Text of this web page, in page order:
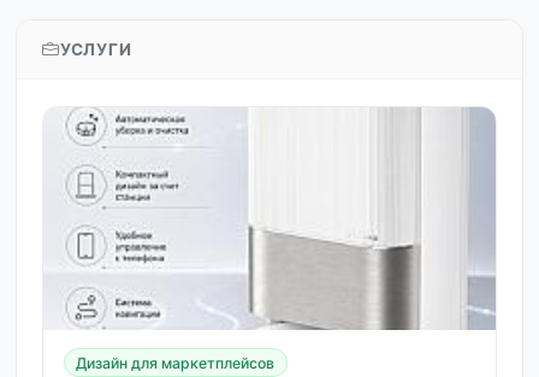
УСЛУГИ
Дизайн для маркетплейсов